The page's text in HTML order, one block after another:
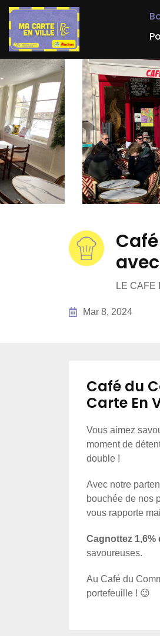
LE CAFE
Mar 8, 2024
Café du
Carte En
Vous aimez
moment de
double !
Avec notre
bouchée de nos
vous rapporte
Cagnottez
savoureuses.
Au Café du
portefeuille ! 😉